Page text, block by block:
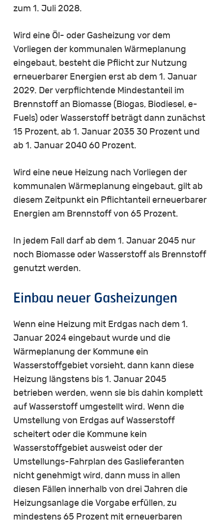
zum 1. Juli 2028.
Wird eine Öl- oder Gasheizung vor dem
Vorliegen der kommunalen Wärmeplanung
eingebaut, besteht die Pflicht zur Nutzung
erneuerbarer Energien erst ab dem 1. Januar
2029. Der verpflichtende Mindestanteil im
Brennstoff an Biomasse (Biogas, Biodiesel, e-
Fuels) oder Wasserstoff beträgt dann zunächst
15 Prozent, ab 1. Januar 2035 30 Prozent und
ab 1. Januar 2040 60 Prozent.
Wird eine neue Heizung nach Vorliegen der
kommunalen Wärmeplanung eingebaut, gilt ab
diesem Zeitpunkt ein Pflichtanteil erneuerbarer
Energien am Brennstoff von 65 Prozent.
In jedem Fall darf ab dem 1. Januar 2045 nur
noch Biomasse oder Wasserstoff als Brennstoff
genutzt werden.
Einbau neuer Gasheizungen
Wenn eine Heizung mit Erdgas nach dem 1.
Januar 2024 eingebaut wurde und die
Wärmeplanung der Kommune ein
Wasserstoffgebiet vorsieht, dann kann diese
Heizung längstens bis 1. Januar 2045
betrieben werden, wenn sie bis dahin komplett
auf Wasserstoff umgestellt wird. Wenn die
Umstellung von Erdgas auf Wasserstoff
scheitert oder die Kommune kein
Wasserstoffgebiet ausweist oder der
Umstellungs-Fahrplan des Gaslieferanten
nicht genehmigt wird, dann muss in allen
diesen Fällen innerhalb von drei Jahren die
Heizungsanlage die Vorgabe erfüllen, zu
mindestens 65 Prozent mit erneuerbaren